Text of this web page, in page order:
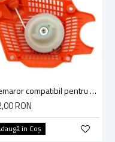
Demaror compatibil pentru drujba Husqvarna 130, 135 MarkII
RON
în Coş